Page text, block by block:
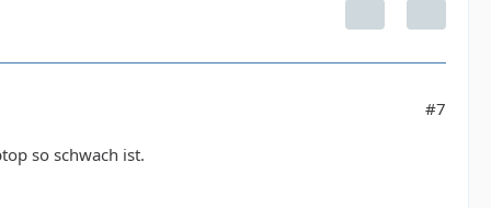
#7
so schwach ist.